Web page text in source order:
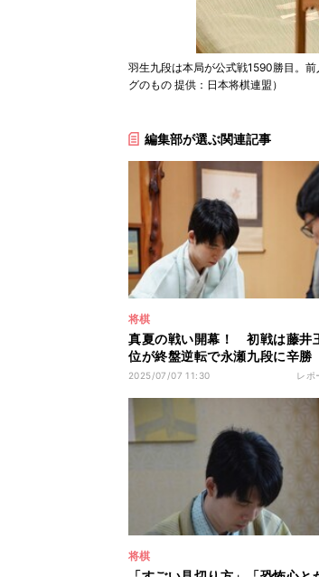
羽生九段は本局が公式戦1590勝目。
グのもの 提供：日本将棋連盟）
編集部が選ぶ関連記事
将棋
真夏の戦い開幕！ 初戦は藤井
位が終盤逆転で永瀬九段に辛勝
伊藤園お～いお茶杯第66期王
2025/07/07 11:30 レポ
将棋